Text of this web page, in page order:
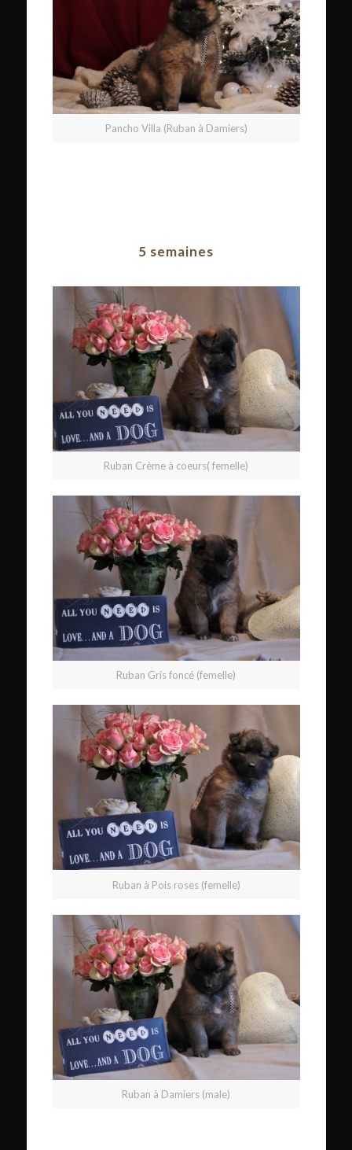
Pancho Villa (Ruban à Damiers)
5 semaines
Ruban Crème à coeurs( femelle)
Ruban Gris foncé (femelle)
Ruban à Pois roses (femelle)
Ruban à Damiers (male)